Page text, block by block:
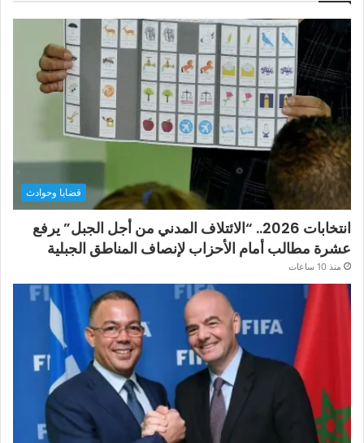
قضايا وحوادث
انتخابات 2026.. “الائتلاف المدني من أجل الجبل” يرفع
عشرة مطالب أمام الأحزاب لإنصاف المناطق الجبلية
منذ 10 ساعات